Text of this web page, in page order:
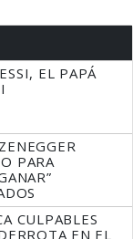
EL PAPÁ
PARA
CULPABLES
EN EL